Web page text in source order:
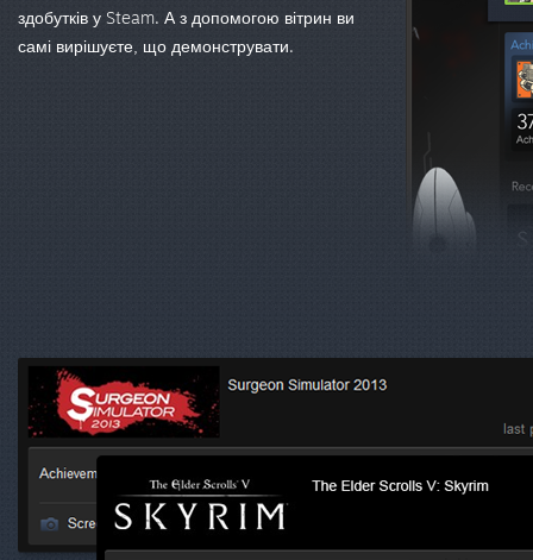
здобутків у Steam. А з допомогою вітрин ви
самі вирішуєте, що демонструвати.